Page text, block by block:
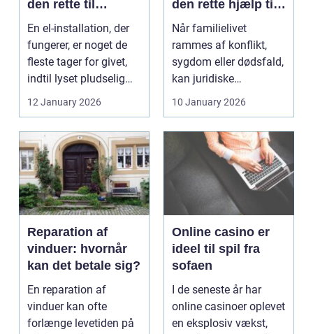
den rette til
opgaven
En el-installation, der
fungerer, er noget de
fleste tager for givet,
indtil lyset pludselig
går, el...
12 January 2026
den rette hjælp til
familien
Når familielivet
rammes af konflikt,
sygdom eller dødsfald,
kan juridiske
spørgsmål hurtigt
10 January 2026
Reparation af
vinduer: hvornår
kan det betale sig?
En reparation af
vinduer kan ofte
forlænge levetiden på
Online casino er
ideel til spil fra
sofaen
I de seneste år har
online casinoer oplevet
en eksplosiv vækst,